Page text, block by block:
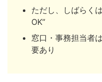
ただし、しばらく
OK”
窓口・事務担当者
要あり